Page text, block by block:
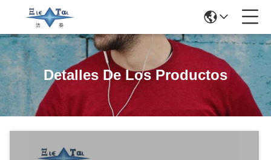
Detalles De Los Productos